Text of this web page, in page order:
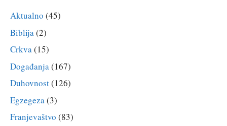
Aktualno (45)
Biblija (2)
Crkva(15)
Događanja (167)
Duhovnost(126)
Egzegeza (3)
Franjevaštvo (83)